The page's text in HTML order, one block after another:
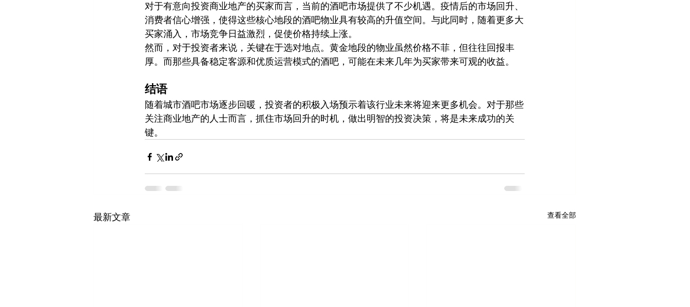
对于有意向投资商业地产的买家而言，当前的酒吧市场提供了不少机遇。疫情后的市场回升、
消费者信心增强，使得这些核心地段的酒吧物业具有较高的升值空间。与此同时，随着更多大
买家涌入，市场竞争日益激烈，促使价格持续上涨。
然而，对于投资者来说，关键在于选对地点。黄金地段的物业虽然价格不菲，但往往回报丰
厚。而那些具备稳定客源和优质运营模式的酒吧，可能在未来几年为买家带来可观的收益。
结语
随着城市酒吧市场逐步回暖，投资者的积极入场预示着该行业未来将迎来更多机会。对于那些
关注商业地产的人士而言，抓住市场回升的时机，做出明智的投资决策，将是未来成功的关
键。
最新文章 查看全部